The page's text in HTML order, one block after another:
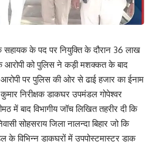
सहायक के पद पर नियुक्ति के दौरान 36 लाख
को पुलिस ने कड़ी मशक्कत के बाद
आरोपी पर पुलिस की ओर से ढाई हजार का ईनाम
निरीक्षक डाकघर उपमंडल गोपेश्वर
में बाद विभागीय जॉच लिखित तहरीर दी कि
सोहसराय जिला नालन्दा बिहार जो कि
विभिन्न डाकघरों में उपपोस्टमास्टर डाक